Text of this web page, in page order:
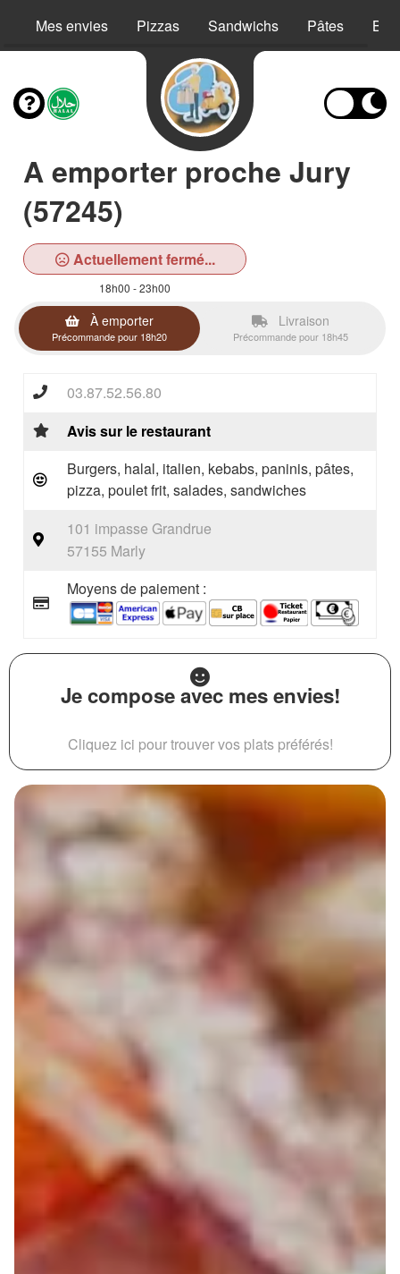
Mes envies Pizzas Sandwichs Pâtes
A emporter proche Jury
(57245)
Actuellement fermé...
18h00 - 23h00
À emporter
Précommande pour 18h20
Livraison
Précommande pour 18h45
03.87.52.56.80
Avis sur le restaurant
Burgers, halal, italien, kebabs, paninis, pâtes,
pizza, poulet frit, salades, sandwiches
101 impasse Grandrue
57155 Marly
Moyens de paiement :
Je compose avec mes envies!
Cliquez ici pour trouver vos plats préférés!